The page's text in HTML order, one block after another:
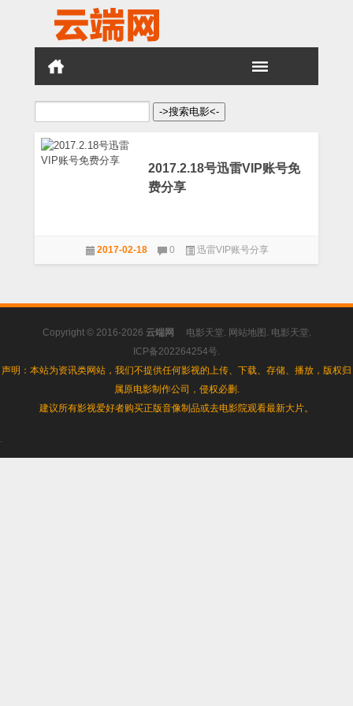
搜
2017.2.18号迅雷VIP账号免
费分享
2017-02-18 0 迅雷VIP账号分享
Copyright © 2016-2026 云端网 电影天堂 网站地图 电影天堂
ICP备202264254号
声明：本站为资讯类网站，我们不提供任何影视的上传、下载、存储、播放，版权归
属原电影制作公司，侵权必删.
建议所有影视爱好者购买正版音像制品或去电影院观看最新大片。